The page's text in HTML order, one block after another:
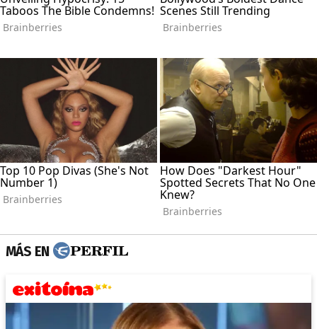
MÁS EN